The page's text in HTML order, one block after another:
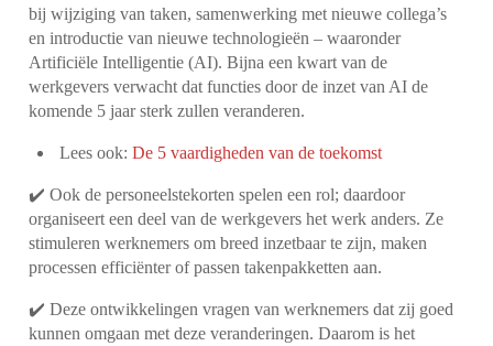
bij wijziging van taken, samenwerking met nieuwe collega’s
en introductie van nieuwe technologieën – waaronder
Artificiële Intelligentie (AI). Bijna een kwart van de
werkgevers verwacht dat functies door de inzet van AI de
komende 5 jaar sterk zullen veranderen.
Lees ook:De 5 vaardigheden van de toekomst
✔️ Ook de personeelstekorten spelen een rol; daardoor
organiseert een deel van de werkgevers het werk anders. Ze
stimuleren werknemers om breed inzetbaar te zijn, maken
processen efficiënter of passen takenpakketten aan.
✔️ Deze ontwikkelingen vragen van werknemers dat zij goed
kunnen omgaan met deze veranderingen. Daarom is het